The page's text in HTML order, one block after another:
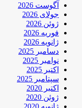
آگوست 2026
جولای 2026
ژوئن 2026
فوریه 2026
ژانویه 2026
دسامبر 2025
نوامبر 2025
اکتبر 2025
سپتامبر 2025
اکتبر 2020
ژوئن 2020
ژانویه 2020